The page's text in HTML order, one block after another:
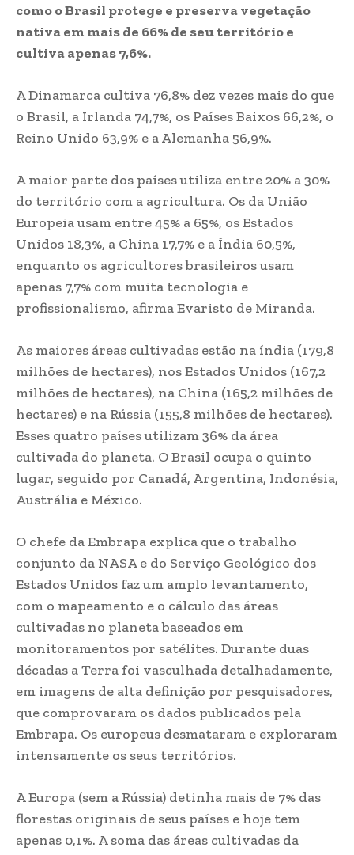
como o Brasil protege e preserva vegetação
nativa em mais de 66% de seu território e
cultiva apenas 7,6%.
A Dinamarca cultiva 76,8% dez vezes mais do que
o Brasil, a Irlanda 74,7%, os Países Baixos 66,2%, o
Reino Unido 63,9% e a Alemanha 56,9%.
A maior parte dos países utiliza entre 20% a 30%
do território com a agricultura. Os da União
Europeia usam entre 45% a 65%, os Estados
Unidos 18,3%, a China 17,7% e a Índia 60,5%,
enquanto os agricultores brasileiros usam
apenas 7,7% com muita tecnologia e
profissionalismo, afirma Evaristo de Miranda.
As maiores áreas cultivadas estão na índia (179,8
milhões de hectares), nos Estados Unidos (167,2
milhões de hectares), na China (165,2 milhões de
hectares) e na Rússia (155,8 milhões de hectares).
Esses quatro países utilizam 36% da área
cultivada do planeta. O Brasil ocupa o quinto
lugar, seguido por Canadá, Argentina, Indonésia,
Austrália e México.
O chefe da Embrapa explica que o trabalho
conjunto da NASA e do Serviço Geológico dos
Estados Unidos faz um amplo levantamento,
com o mapeamento e o cálculo das áreas
cultivadas no planeta baseados em
monitoramentos por satélites. Durante duas
décadas a Terra foi vasculhada detalhadamente,
em imagens de alta definição por pesquisadores,
que comprovaram os dados publicados pela
Embrapa. Os europeus desmataram e exploraram
intensamente os seus territórios.
A Europa (sem a Rússia) detinha mais de 7% das
florestas originais de seus países e hoje tem
apenas 0,1%. A soma das áreas cultivadas da